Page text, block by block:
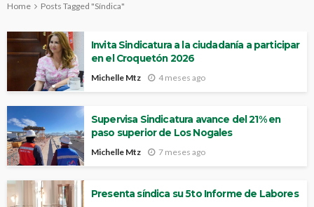
Home Posts Tagged "Síndica"
Invita Sindicatura a la ciudadanía a participar
en el Croquetón 2026
Michelle Mtz 4 meses ago
Supervisa Sindicatura avance del 21% en
paso superior de Los Nogales
Michelle Mtz 7 meses ago
Presenta síndica su 5to Informe de Labores